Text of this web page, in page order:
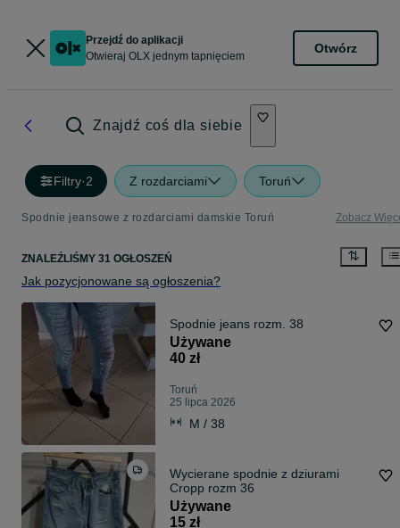
Przejdź do aplikacji
Otwieraj OLX jednym tapnięciem
Otwórz
Znajdź coś dla siebie
Filtry·2 Z rozdarciami Toruń
Spodnie jeansowe z rozdarciami damskie Toruń Zobacz
ZNALEŹLIŚMY 31 OGŁOSZEŃ
Jak pozycjonowane są ogłoszenia?
Spodnie jeans rozm. 38
Używane
40 zł
Toruń
25 lipca 2026
M / 38
Wycierane spodnie z dziurami
Cropp rozm 36
Używane
15 zł